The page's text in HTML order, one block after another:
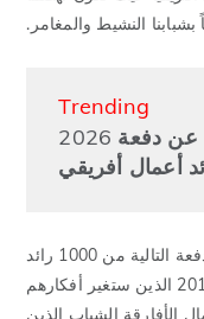
بشبابنا النشيط والمغامر.
Trending
مؤسسة توني إيلوميلو تعلن عن دفعة 2026
سنعلن يوم الأربعاء 22 مارس عن الدفعة التالية من 1000 رائد
أعمال من رواد أعمال توني إلوميلو لعام 2017 الذين ستغير أفكارهم
الأفارقة الشباب الذين